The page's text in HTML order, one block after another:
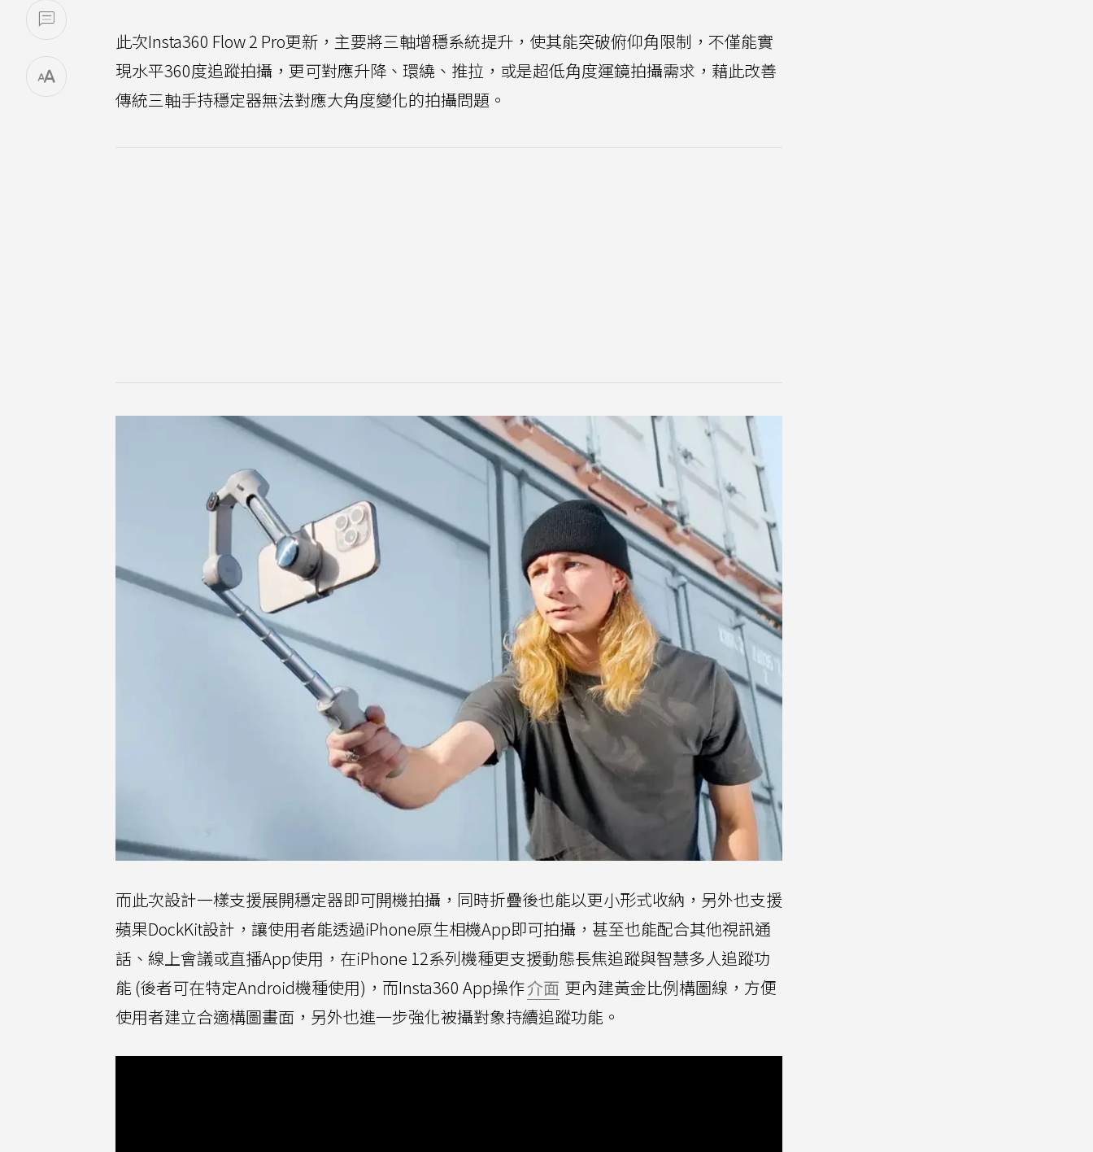
此次Insta360 Flow 2 Pro更新，主要將三軸增穩系統提升，使其能突破俯仰角限制，不僅能實
現水平360度追蹤拍攝，更可對應升降、環繞、推拉，或是超低角度運鏡拍攝需求，藉此改善
傳統三軸手持穩定器無法對應大角度變化的拍攝問題。
而此次設計一樣支援展開穩定器即可開機拍攝，同時折疊後也能以更小形式收納，另外也支援
蘋果DockKit設計，讓使用者能透過iPhone原生相機App即可拍攝，甚至也能配合其他視訊通
話、線上會議或直播App使用，在iPhone 12系列機種更支援動態長焦追蹤與智慧多人追蹤功
能 (後者可在特定Android機種使用)，而Insta360 App操作介面 更內建黃金比例構圖線，方便
使用者建立合適構圖畫面，另外也進一步強化被攝對象持續追蹤功能。